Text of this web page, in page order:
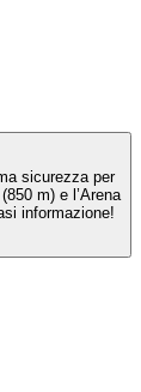
sicurezza per
m) e l’Arena
informazione!